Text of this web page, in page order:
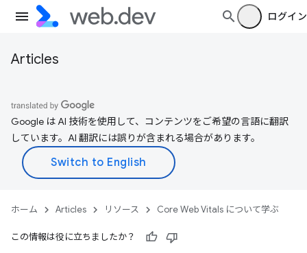
ログイン
Articles
Google は AI 技術を使用して、コンテンツをご希望の言語に翻訳
しています。AI 翻訳には誤りが含まれる場合があります。
ホーム Articles リソース Core Web Vitals について学ぶ
この情報は役に立ちましたか？